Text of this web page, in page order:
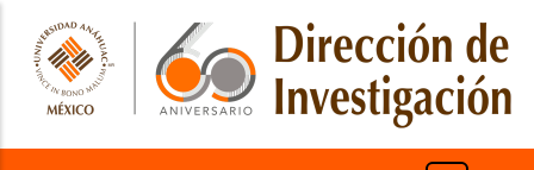
contenido
principal